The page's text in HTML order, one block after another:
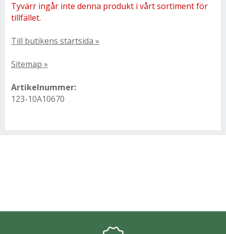
Tyvärr ingår inte denna produkt i vårt sortiment för
tillfället.
Till butikens startsida »
Sitemap »
Artikelnummer:
123-10A10670